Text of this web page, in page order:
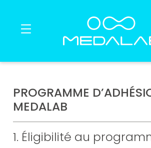
Produits
®
Contact
PROGRAMME
MEDALAB
1. Éligibilité au